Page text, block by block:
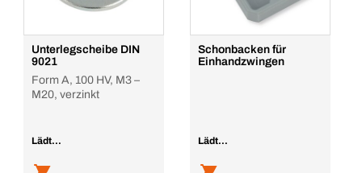
Unterlegscheibe DIN
9021
Form A, 100 HV, M3 –
M20, verzinkt
Lädt...
Schonbacken für
Einhandzwingen
Lädt...